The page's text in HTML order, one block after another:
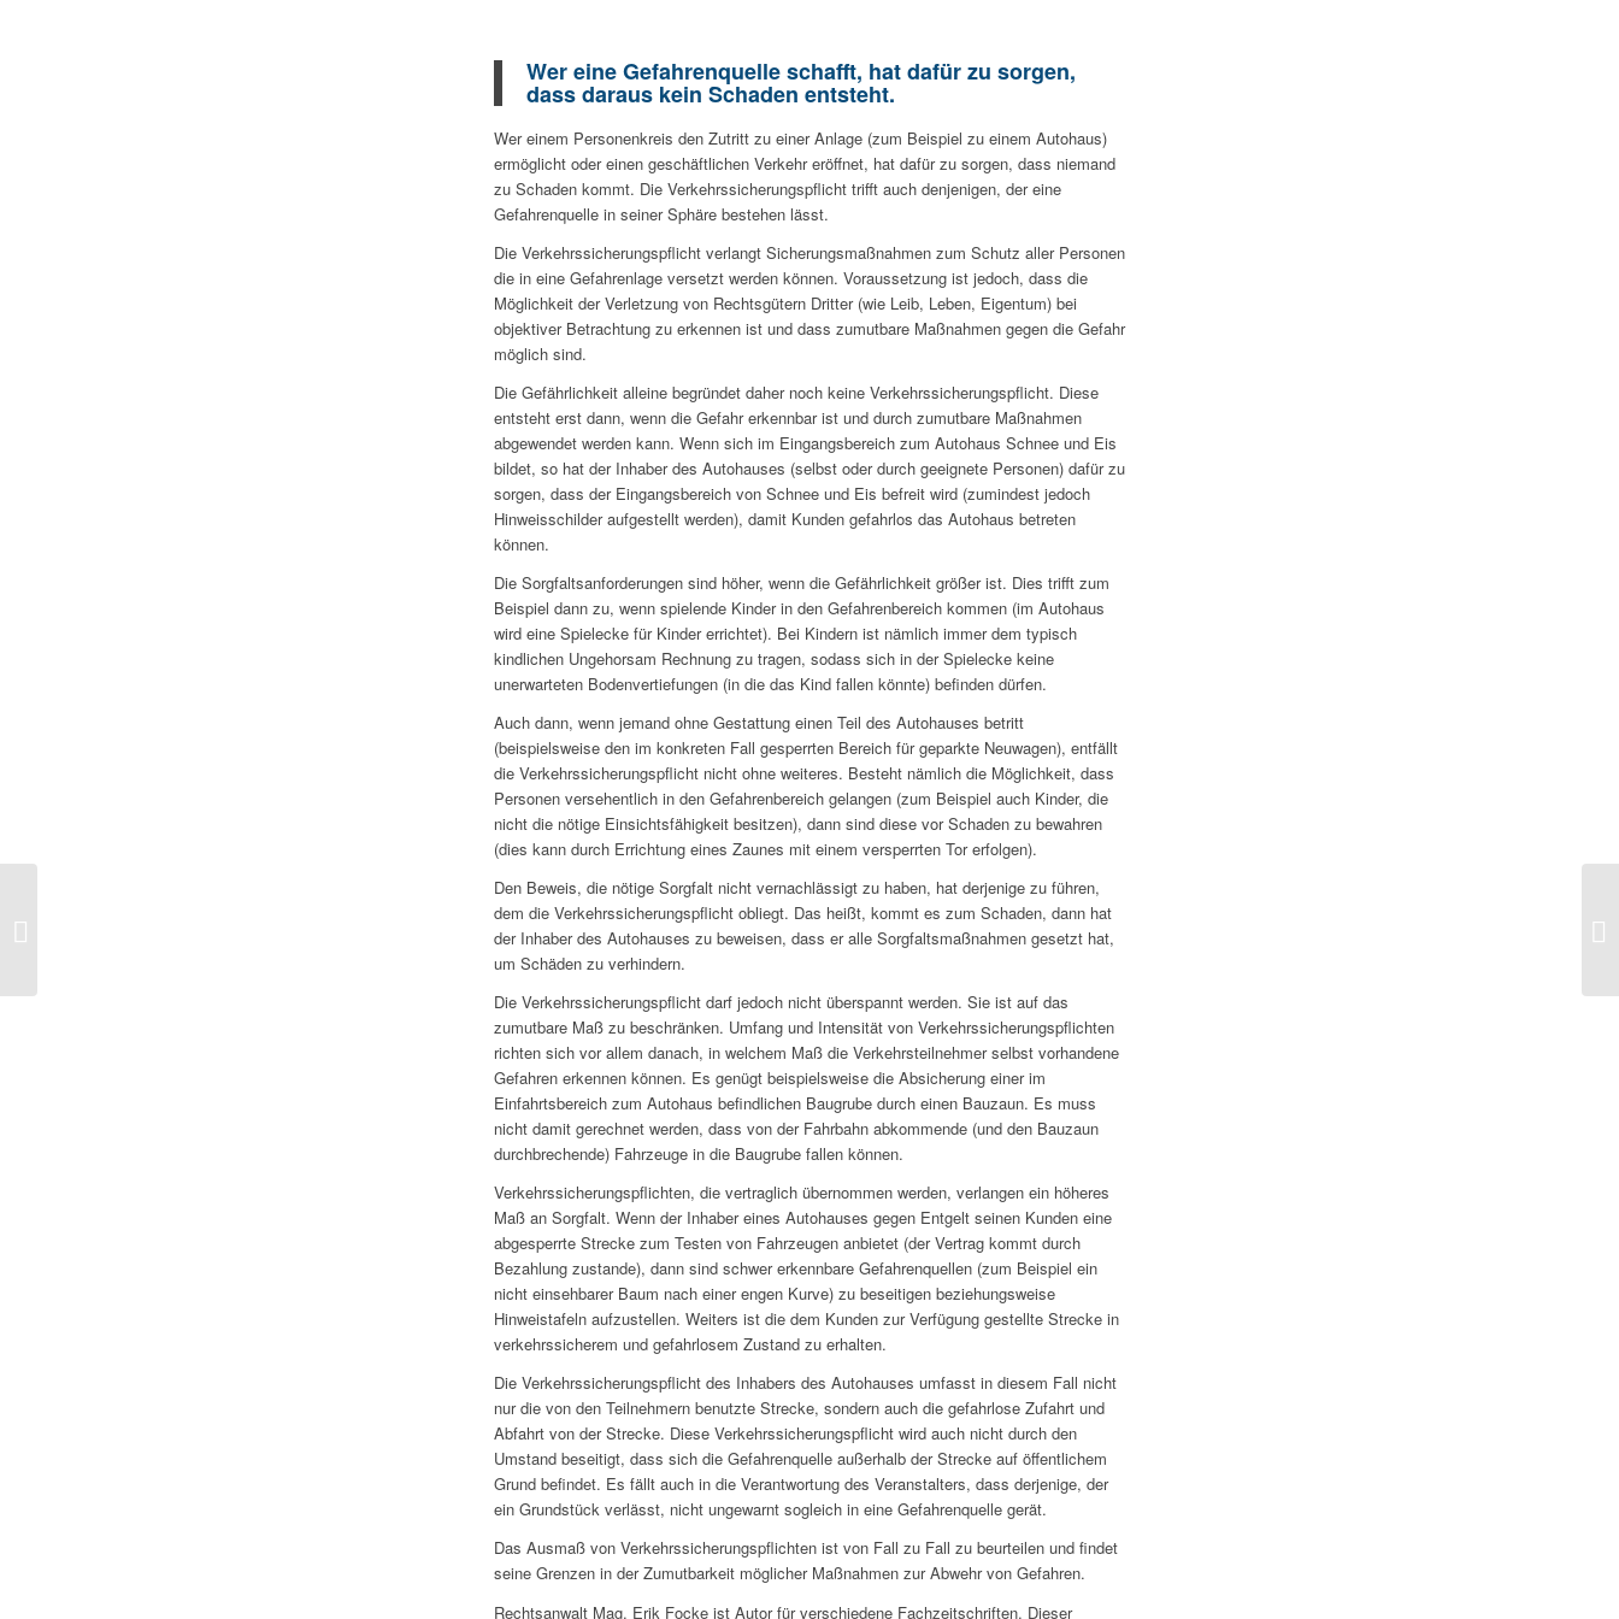
Wer eine Gefahrenquelle schafft, hat dafür zu sorgen,
dass daraus kein Schaden entsteht.
Wer einem Personenkreis den Zutritt zu einer Anlage (zum Beispiel zu einem Autohaus)
ermöglicht oder einen geschäftlichen Verkehr eröffnet, hat dafür zu sorgen, dass niemand
zu Schaden kommt. Die Verkehrssicherungspflicht trifft auch denjenigen, der eine
Gefahrenquelle in seiner Sphäre bestehen lässt.
Die Verkehrssicherungspflicht verlangt Sicherungsmaßnahmen zum Schutz aller Personen
die in eine Gefahrenlage versetzt werden können. Voraussetzung ist jedoch, dass die
Möglichkeit der Verletzung von Rechtsgütern Dritter (wie Leib, Leben, Eigentum) bei
objektiver Betrachtung zu erkennen ist und dass zumutbare Maßnahmen gegen die Gefahr
möglich sind.
Die Gefährlichkeit alleine begründet daher noch keine Verkehrssicherungspflicht. Diese
entsteht erst dann, wenn die Gefahr erkennbar ist und durch zumutbare Maßnahmen
abgewendet werden kann. Wenn sich im Eingangsbereich zum Autohaus Schnee und Eis
bildet, so hat der Inhaber des Autohauses (selbst oder durch geeignete Personen) dafür zu
sorgen, dass der Eingangsbereich von Schnee und Eis befreit wird (zumindest jedoch
Hinweisschilder aufgestellt werden), damit Kunden gefahrlos das Autohaus betreten
können.
Die Sorgfaltsanforderungen sind höher, wenn die Gefährlichkeit größer ist. Dies trifft zum
Beispiel dann zu, wenn spielende Kinder in den Gefahrenbereich kommen (im Autohaus
wird eine Spielecke für Kinder errichtet). Bei Kindern ist nämlich immer dem typisch
kindlichen Ungehorsam Rechnung zu tragen, sodass sich in der Spielecke keine
unerwarteten Bodenvertiefungen (in die das Kind fallen könnte) befinden dürfen.
Auch dann, wenn jemand ohne Gestattung einen Teil des Autohauses betritt
(beispielsweise den im konkreten Fall gesperrten Bereich für geparkte Neuwagen), entfällt
die Verkehrssicherungspflicht nicht ohne weiteres. Besteht nämlich die Möglichkeit, dass
Personen versehentlich in den Gefahrenbereich gelangen (zum Beispiel auch Kinder, die
nicht die nötige Einsichtsfähigkeit besitzen), dann sind diese vor Schaden zu bewahren
(dies kann durch Errichtung eines Zaunes mit einem versperrten Tor erfolgen).
Den Beweis, die nötige Sorgfalt nicht vernachlässigt zu haben, hat derjenige zu führen,
dem die Verkehrssicherungspflicht obliegt. Das heißt, kommt es zum Schaden, dann hat
der Inhaber des Autohauses zu beweisen, dass er alle Sorgfaltsmaßnahmen gesetzt hat,
um Schäden zu verhindern.
Die Verkehrssicherungspflicht darf jedoch nicht überspannt werden. Sie ist auf das
zumutbare Maß zu beschränken. Umfang und Intensität von Verkehrssicherungspflichten
richten sich vor allem danach, in welchem Maß die Verkehrsteilnehmer selbst vorhandene
Gefahren erkennen können. Es genügt beispielsweise die Absicherung einer im
Einfahrtsbereich zum Autohaus befindlichen Baugrube durch einen Bauzaun. Es muss
nicht damit gerechnet werden, dass von der Fahrbahn abkommende (und den Bauzaun
durchbrechende) Fahrzeuge in die Baugrube fallen können.
Verkehrssicherungspflichten, die vertraglich übernommen werden, verlangen ein höheres
Maß an Sorgfalt. Wenn der Inhaber eines Autohauses gegen Entgelt seinen Kunden eine
abgesperrte Strecke zum Testen von Fahrzeugen anbietet (der Vertrag kommt durch
Bezahlung zustande), dann sind schwer erkennbare Gefahrenquellen (zum Beispiel ein
nicht einsehbarer Baum nach einer engen Kurve) zu beseitigen beziehungsweise
Hinweistafeln aufzustellen. Weiters ist die dem Kunden zur Verfügung gestellte Strecke in
verkehrssicherem und gefahrlosem Zustand zu erhalten.
Die Verkehrssicherungspflicht des Inhabers des Autohauses umfasst in diesem Fall nicht
nur die von den Teilnehmern benutzte Strecke, sondern auch die gefahrlose Zufahrt und
Abfahrt von der Strecke. Diese Verkehrssicherungspflicht wird auch nicht durch den
Umstand beseitigt, dass sich die Gefahrenquelle außerhalb der Strecke auf öffentlichem
Grund befindet. Es fällt auch in die Verantwortung des Veranstalters, dass derjenige, der
ein Grundstück verlässt, nicht ungewarnt sogleich in eine Gefahrenquelle gerät.
Das Ausmaß von Verkehrssicherungspflichten ist von Fall zu Fall zu beurteilen und findet
seine Grenzen in der Zumutbarkeit möglicher Maßnahmen zur Abwehr von Gefahren.
Rechtsanwalt Mag. Erik Focke ist Autor für verschiedene Fachzeitschriften. Dieser